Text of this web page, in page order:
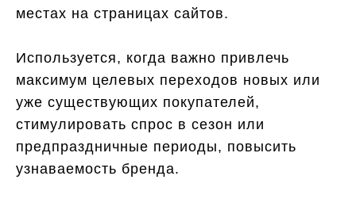
местах на страницах сайтов.
Используется, когда важно привлечь
максимум целевых переходов новых или
уже существующих покупателей,
стимулировать спрос в сезон или
предпраздничные периоды, повысить
узнаваемость бренда.